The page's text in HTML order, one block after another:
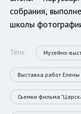
собрания,
школы
Теги: Музейно-
Выставка работ
Съемки фильма